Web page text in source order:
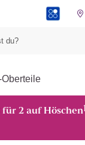
2 auf Höschen